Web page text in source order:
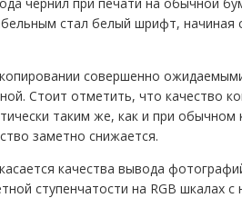
стал белый шрифт, начиная
совершенно
Стоит отметить, что качество
таким же, как и при обычном
заметно снижается.
качества вывода
ступенчатости на RGB шкалах